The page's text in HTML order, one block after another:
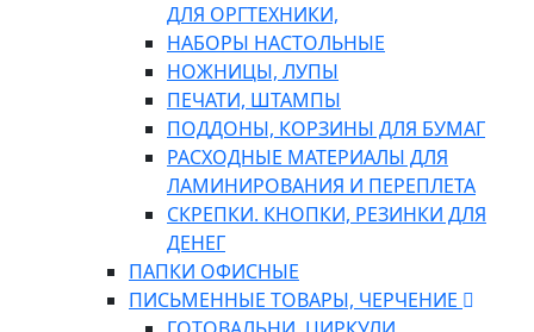
ДЛЯ ОРГТЕХНИКИ,
НАБОРЫ НАСТОЛЬНЫЕ
НОЖНИЦЫ, ЛУПЫ
ПЕЧАТИ, ШТАМПЫ
ПОДДОНЫ, КОРЗИНЫ ДЛЯ БУМАГ
РАСХОДНЫЕ МАТЕРИАЛЫ ДЛЯ
ЛАМИНИРОВАНИЯ И ПЕРЕПЛЕТА
СКРЕПКИ. КНОПКИ, РЕЗИНКИ ДЛЯ
ДЕНЕГ
ПАПКИ ОФИСНЫЕ
ПИСЬМЕННЫЕ ТОВАРЫ, ЧЕРЧЕНИЕ